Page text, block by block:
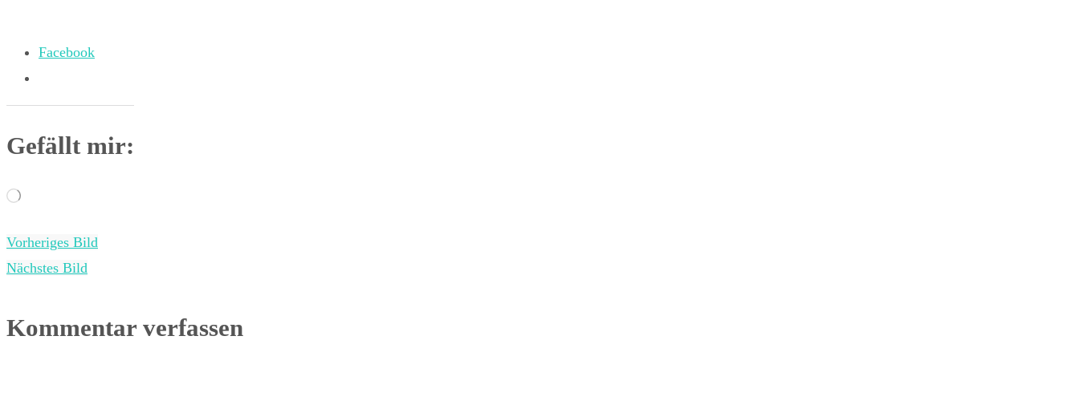
Facebook
Gefällt mir:
Wird
Vorheriges Bild
Nächstes Bild
Kommentar verfassen